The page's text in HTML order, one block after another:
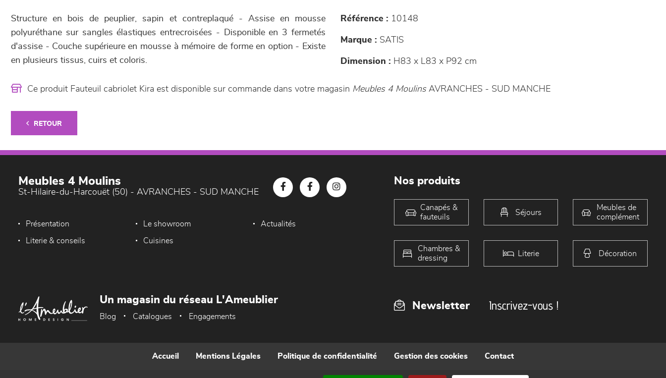
Structure en bois de peuplier, sapin et contreplaqué - Assise en mousse
polyuréthane sur sangles élastiques entrecroisées - Disponible en 3 fermetés
d'assise - Couche supérieure en mousse à mémoire de forme en option - Existe
en plusieurs tissus, cuirs et coloris.
Référence : 10148
Marque : SATIS
Dimension : H83 x L83 x P92 cm
Ce produit Fauteuil cabriolet Kira est disponible sur commande dans votre magasin Meubles 4 MoulinsAVRANCHES - SUD MANCHE
RETOUR
Meubles 4 Moulins
St-Hilaire-du-Harcouët (50) - AVRANCHES - SUD MANCHE
Présentation Le showroom Actualités
Literie & conseils Cuisines
Nos produits
Canapés &
fauteuils
Séjours
Meubles de
complément
Chambres &
dressing
Literie Décoration
Newsletter Inscrivez-vous !
Un magasin du réseau L'Ameublier
Blog Catalogues Engagements
Accueil Mentions Légales Politique de confidentialité Gestion des cookies Contact